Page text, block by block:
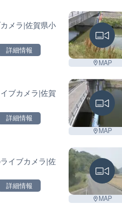
メラ|佐賀県小
詳細情報
MAP
ブカメラ|佐賀
詳細情報
MAP
イブカメラ|佐
詳細情報
MAP